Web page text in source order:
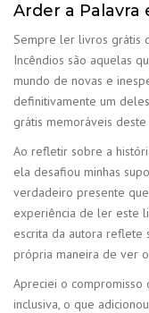
Arder a
Sempre ler livros grátis
Incêndios são aquelas
mundo de novas e
definitivamente um
grátis memoráveis
Ao refletir sobre a
ela desafiou minhas
verdadeiro presente
experiência de ler este
escrita da autora reflete
própria maneira de ver
Apreciei o compromisso
inclusiva, o que